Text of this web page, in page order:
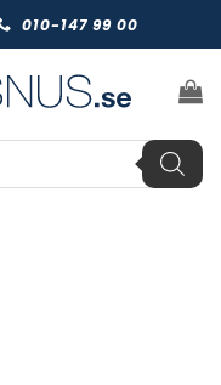
010-147 99 00